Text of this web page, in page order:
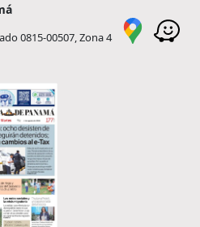
0815-00507, Zona 4